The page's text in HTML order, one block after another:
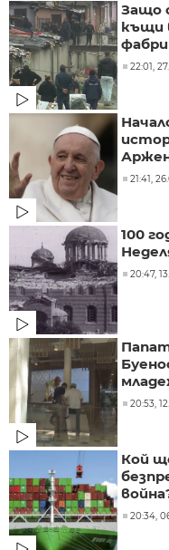
Защо
къщи
22:01,
21:41,
100
20:47,
20:53,
Кой
20:34,